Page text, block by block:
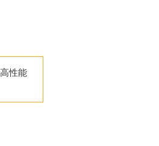
性能